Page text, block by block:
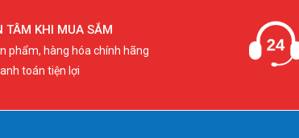
TÂM KHI MUA SẮM
phẩm, hàng hóa chính hãng
toán tiện lợi